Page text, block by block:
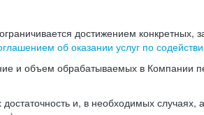
достижением конкретных,
об оказании услуг по
и объем обрабатываемых в Компании
и, в необходимых случаях,